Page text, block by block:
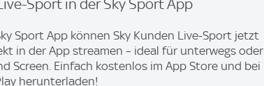
Sport in der Sky Sport App
Sport App können Sky Kunden Live-Sport jetzt
in der App streamen – ideal für unterwegs oder
Screen. Einfach kostenlos im App Store und bei
herunterladen!